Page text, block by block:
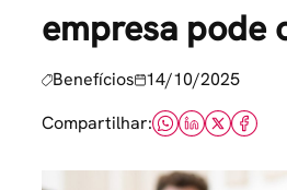
empresa pode
Benefícios 14/10/2025
Compartilhar: